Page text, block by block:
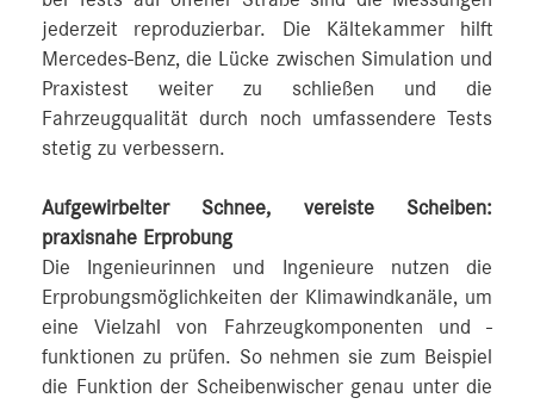
jederzeit reproduzierbar. Die Kältekammer hilft
Mercedes‑Benz, die Lücke zwischen Simulation und
Praxistest weiter zu schließen und die
Fahrzeugqualität durch noch umfassendere Tests
stetig zu verbessern.
Aufgewirbelter Schnee, vereiste Scheiben:
praxisnahe Erprobung
Die Ingenieurinnen und Ingenieure nutzen die
Erprobungsmöglichkeiten der Klimawindkanäle, um
eine Vielzahl von Fahrzeugkomponenten und -
funktionen zu prüfen. So nehmen sie zum Beispiel
die Funktion der Scheibenwischer genau unter die